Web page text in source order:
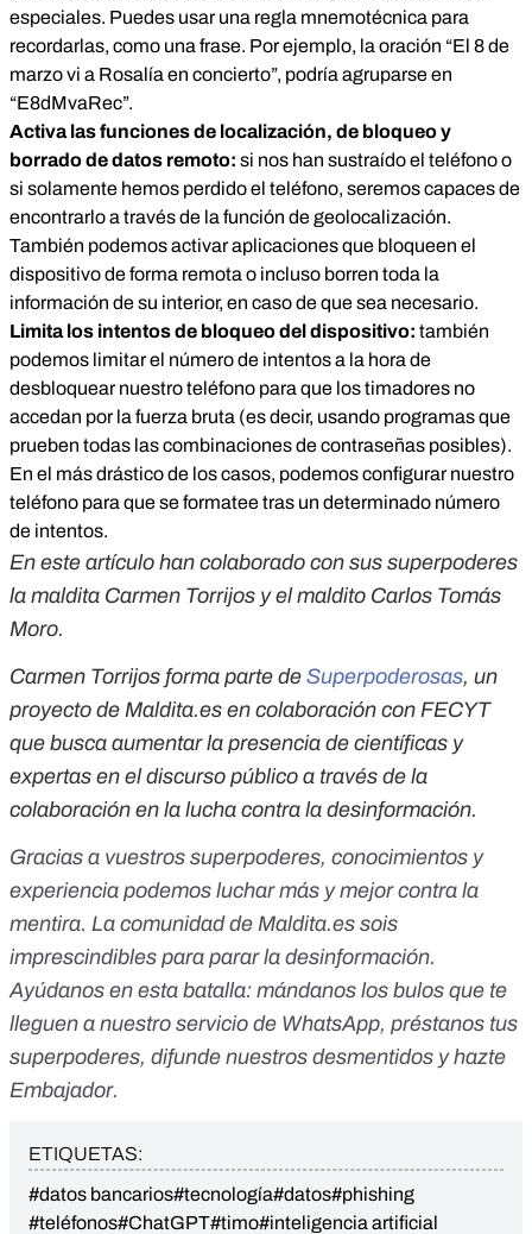
especiales. Puedes usar una regla mnemotécnica para
recordarlas, como una frase. Por ejemplo, la oración “El 8 de
marzo vi a Rosalía en concierto”, podría agruparse en
“E8dMvaRec”.
Activa las funciones de localización, de bloqueo y
borrado de datos remoto: si nos han sustraído el teléfono o
si solamente hemos perdido el teléfono, seremos capaces de
encontrarlo a través de la función de geolocalización.
También podemos activar aplicaciones que bloqueen el
dispositivo de forma remota o incluso borren toda la
información de su interior, en caso de que sea necesario.
Limita los intentos de bloqueo del dispositivo: también
podemos limitar el número de intentos a la hora de
desbloquear nuestro teléfono para que los timadores no
accedan por la fuerza bruta (es decir, usando programas que
prueben todas las combinaciones de contraseñas posibles).
En el más drástico de los casos, podemos configurar nuestro
teléfono para que se formatee tras un determinado número
de intentos.
En este artículo han colaborado con sus superpoderes
la maldita Carmen Torrijos y el maldito Carlos Tomás
Moro.
Carmen Torrijos forma parte de Superpoderosas, un
proyecto de Maldita.es en colaboración con FECYT
que busca aumentar la presencia de científicas y
expertas en el discurso público a través de la
colaboración en la lucha contra la desinformación.
Gracias a vuestros superpoderes, conocimientos y
experiencia podemos luchar más y mejor contra la
mentira. La comunidad de Maldita.es sois
imprescindibles para parar la desinformación.
Ayúdanos en esta batalla: mándanos los bulos que te
lleguen a nuestro servicio de WhatsApp, préstanos tus
superpoderes, difunde nuestros desmentidos yhazte
Embajador.
ETIQUETAS:
#datos bancarios#tecnología#datos#phishing
#teléfonos#ChatGPT#timo#inteligencia artificial